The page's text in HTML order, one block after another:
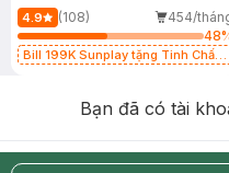
4.9 (108)
454/
48
Bill 199K Sunplay tặng Tinh Chất
Bạn đã có tài